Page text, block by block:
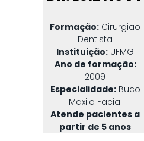
Formação: Cirurgião
Dentista
Instituição: UFMG
Ano de formação:
2009
Especialidade:Buco
Maxilo Facial
Atende pacientes a
partir de 5 anos